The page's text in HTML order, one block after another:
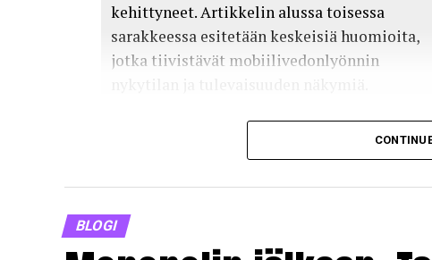
kehittyneet. Artikkelin alussa toisessa
sarakkeessa esitetään keskeisiä huomioita,
jotka tiivistävät mobiilivedonlyönnin
Mobiilivedonlyönnin Taustaa
Mobiilivedonlyönnin suosio on noussut
joissa digitaalisten palveluiden käyttö
kehittyessä yhä useammat lyövät vetoa
BLOGI